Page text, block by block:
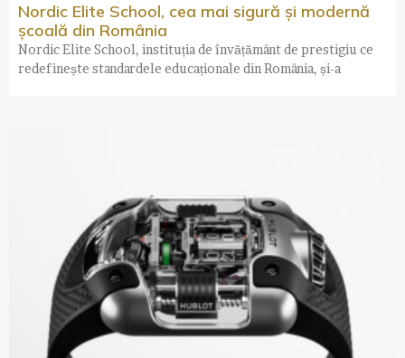
Nordic Elite School, cea mai sigură și modernă
școală din România
Nordic Elite School, instituția de învățământ de prestigiu ce
redefinește standardele educaționale din România, și-a